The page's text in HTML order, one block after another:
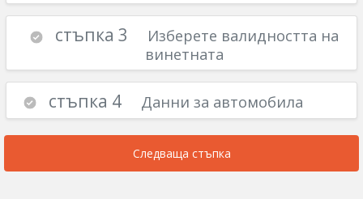
стъпка 3
Изберете валидността на
винетната
стъпка 4 Данни за автомобила
Следваща стъпка